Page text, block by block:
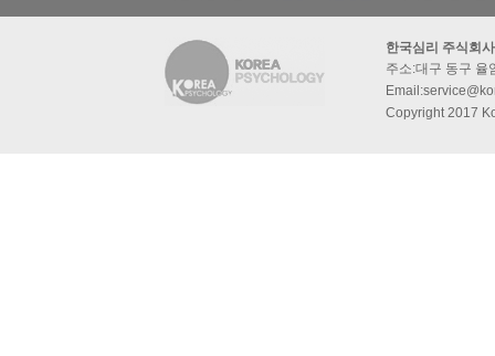
한국심리 주식회사
주소:대구 동구 율
Copyright 2017